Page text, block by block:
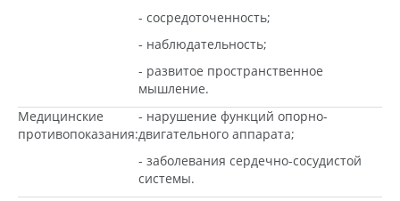
- сосредоточенность;
- наблюдательность;
- развитое пространственное
мышление.
Медицинские
противопоказания:
- нарушение функций опорно-
двигательного аппарата;
- заболевания сердечно-сосудистой
системы.